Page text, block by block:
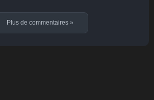
Plus de commentaires »